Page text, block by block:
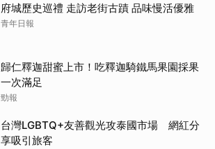
府城歷史巡禮 走訪老街古蹟 品味慢活優雅
青年日報
歸仁釋迦甜蜜上市！吃釋迦騎鐵馬果園採果
一次滿足
勁報
台灣LGBTQ+友善觀光攻泰國市場 網紅分
享吸引旅客